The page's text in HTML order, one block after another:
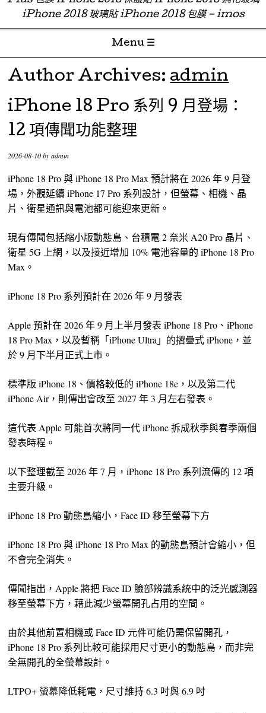
iPhone 2018 玻璃貼 iPhone 2018 包膜 – imos
Menu ☰
Skip to content
Author Archives: admin
iPhone 18 Pro 系列 9 月登場：
12 項傳聞功能整理
2026-08-10byadmin
iPhone 18 Pro 與 iPhone 18 Pro Max 預計將在 2026 年 9 月登
場，外觀延續 iPhone 17 Pro 系列設計，但螢幕、相機、晶
片、衛星通訊與電池都可能迎來更新。
現有傳聞包括縮小版動態島、台積電 2 奈米 A20 Pro 晶片、
衛星 5G 上網，以及接近增加 10% 電池容量的 iPhone 18 Pro
Max。
iPhone 18 Pro 系列預計在 2026 年 9 月發表
Apple 預計在 2026 年 9 月上半月發表 iPhone 18 Pro、iPhone
18 Pro Max，以及暫稱「iPhone Ultra」的摺疊式 iPhone，並
於 9 月下半月正式上市。
標準版 iPhone 18、價格較低的 iPhone 18e，以及第二代
iPhone Air，則傳出會改至 2027 年 3 月左右發表。
這代表 Apple 可能首次將同一代 iPhone 拆成秋季與春季兩個
發表時程。
以下整理截至 2026 年 7 月，iPhone 18 Pro 系列流傳的 12 項
主要升級。
iPhone 18 Pro 動態島縮小，Face ID 移至螢幕下方
iPhone 18 Pro 與 iPhone 18 Pro Max 的動態島預計會縮小，但
不會完全消失。
傳聞指出，Apple 將把 Face ID 臉部辨識系統中的泛光感測器
移至螢幕下方，藉此減少螢幕開孔占用的空間。
由於其他前置相機或 Face ID 元件可能仍需保留開孔，
iPhone 18 Pro 系列比較可能採用尺寸更小的動態島，而非完
全無開孔的全螢幕設計。
LTPO+ 螢幕降低耗電，尺寸維持 6.3 吋與 6.9 吋